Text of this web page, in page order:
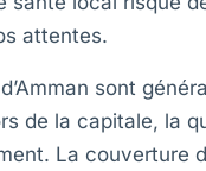
attentes.
sont
de la capitale, la
La couverture